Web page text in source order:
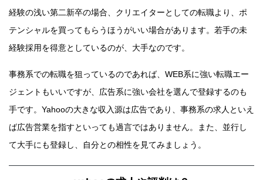
経験の浅い第二新卒の場合、クリエイターとしての転職より、ポ
テンシャルを買ってもらうほうがいい場合があります。若手の未
経験採用を得意としているのが、大手なのです。
事務系での転職を狙っているのであれば、WEB系に強い転職エー
ジェントもいいですが、広告系に強い会社を選んで登録するのも
手です。Yahooの大きな収入源は広告であり、事務系の求人といえ
ば広告営業を指すといっても過言ではありません。また、並行し
て大手にも登録し、自分との相性を見てみましょう。